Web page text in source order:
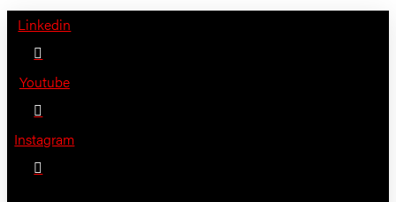
Saltar
contenido
Linkedin
Youtube
Instagram